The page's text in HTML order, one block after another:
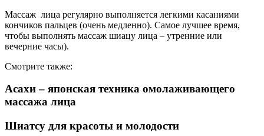
Массаж лица регулярно выполняется легкими касаниями
кончиков пальцев (очень медленно). Самое лучшее время,
чтобы выполнять массаж шиацу лица – утренние или
вечерние часы).
Смотрите также:
Асахи – японская техника омолаживающего
массажа лица
Шиатсу для красоты и молодости